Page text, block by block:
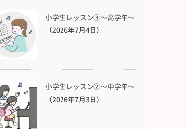
小学生レッスン③〜高学年〜
（2026年7月4日）
小学生レッスン②〜中学年〜
（2026年7月3日）